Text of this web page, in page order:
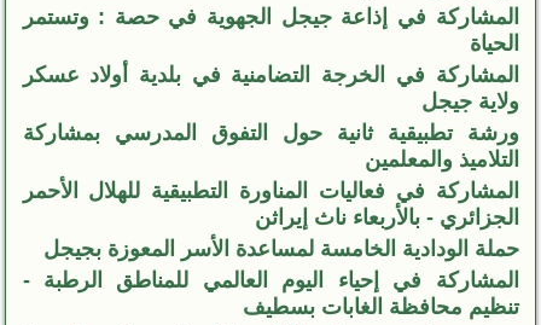
المشاركة في إذاعة جيجل الجهوية في حصة : وتستمر
الحياة
المشاركة في الخرجة التضامنية في بلدية أولاد عسكر
ولاية جيجل
ورشة تطبيقية ثانية حول التفوق المدرسي بمشاركة
التلاميذ والمعلمين
المشاركة في فعاليات المناورة التطبيقية للهلال الأحمر
الجزائري - بالأربعاء ناث إيراثن
حملة الودادية الخامسة لمساعدة الأسر المعوزة بجيجل
المشاركة في إحياء اليوم العالمي للمناطق الرطبة -
تنظيم محافظة الغابات بسطيف